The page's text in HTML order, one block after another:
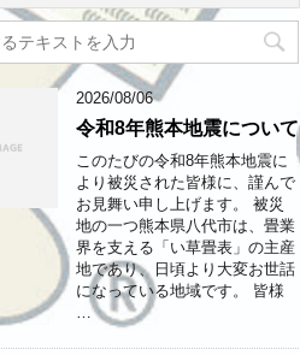
2026/08/06
令和8年熊本地震について
このたびの令和8年熊本地震に
より被災された皆様に、謹んで
お見舞い申し上げます。 ​被災
地の一つ熊本県八代市は、畳業
界を支える「い草畳表」の主産
地であり、日頃より大変お世話
になっている地域です。 ​皆様